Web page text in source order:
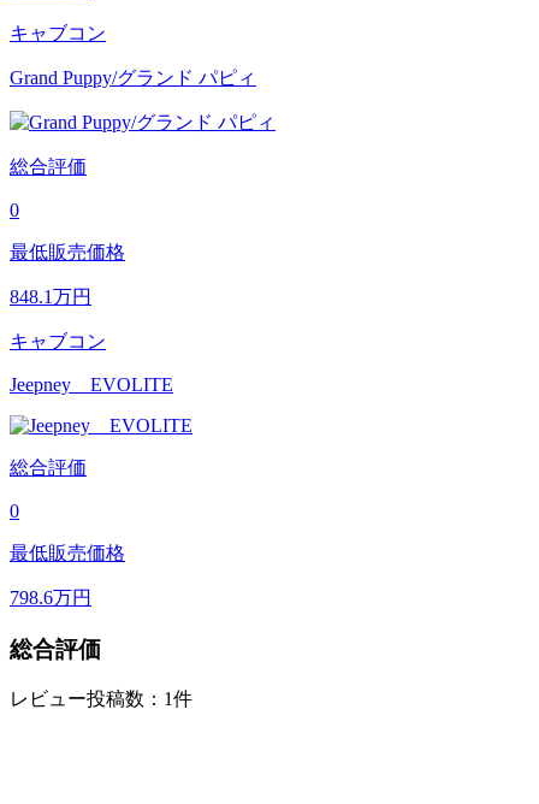
キャブコン
Grand Puppy/グランド パピィ
総合評価
0
最低販売価格
848.1万円
キャブコン
Jeepney EVOLITE
総合評価
0
最低販売価格
798.6万円
総合評価
レビュー投稿数：1件